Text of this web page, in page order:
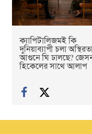
ক্যাপিটালিজমই কি
দুনিয়াব্যাপী চলা
আগুনে ঘি ঢালছে?
হিকেলের সাথে আলাপ